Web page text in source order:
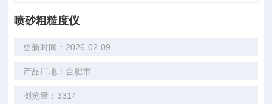
喷砂粗糙度仪
更新时间：2026-02-09
产品厂地：合肥市
浏览量：3314